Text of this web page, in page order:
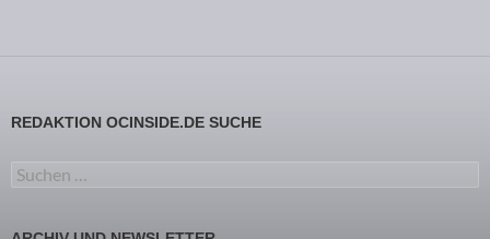
REDAKTION OCINSIDE.DE SUCHE
Suchen nach: